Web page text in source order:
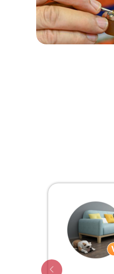
吉林
吉林
吉林
吉
吉
辽
辽
辽宁
辽宁
辽宁
辽宁
辽
许昌欧米茄
